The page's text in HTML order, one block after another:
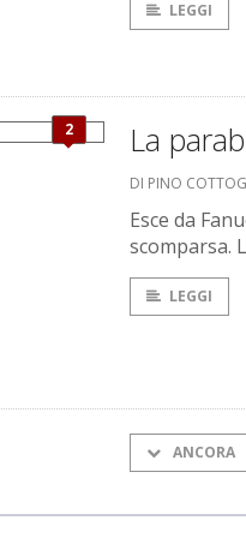
LEGGI
2 La
DI PINO
Esce da
scomparsa.
LEGGI
ANCORA